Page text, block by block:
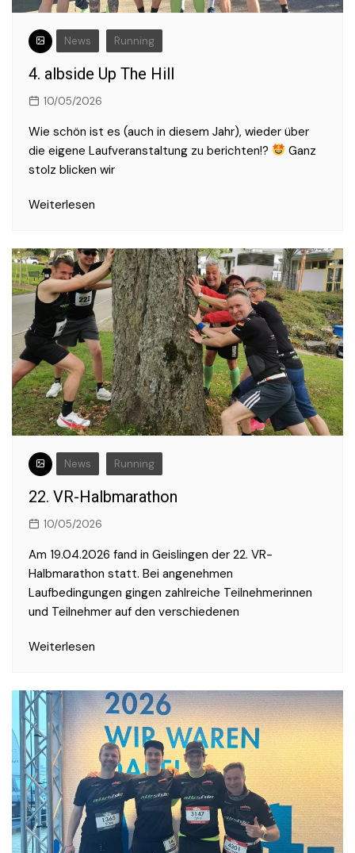
News Running
4. albside Up The Hill
10/05/2026
Wie schön ist es (auch in diesem Jahr), wieder über
die eigene Laufveranstaltung zu berichten!?
Ganz
stolz blicken wir
Weiterlesen
News Running
22. VR-Halbmarathon
10/05/2026
Am 19.04.2026 fand in Geislingen der 22. VR-
Halbmarathon statt. Bei angenehmen
Laufbedingungen gingen zahlreiche Teilnehmerinnen
und Teilnehmer auf den verschiedenen
Weiterlesen